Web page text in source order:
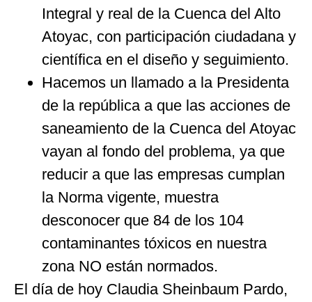
Integral y real de la Cuenca del Alto
Atoyac, con participación ciudadana y
científica en el diseño y seguimiento.
Hacemos un llamado a la Presidenta
de la república a que las acciones de
saneamiento de la Cuenca del Atoyac
vayan al fondo del problema, ya que
reducir a que las empresas cumplan
la Norma vigente, muestra
desconocer que 84 de los 104
contaminantes tóxicos en nuestra
zona NO están normados.
El día de hoy Claudia Sheinbaum Pardo,